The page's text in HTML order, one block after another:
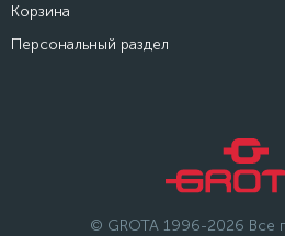
Корзина
Персональный раздел
© GROTA 1996-2026 Все